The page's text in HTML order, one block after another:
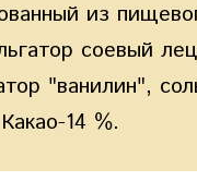
из
соевый
"ванилин",
14 %.